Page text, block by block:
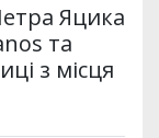
Яцика
та
з місця